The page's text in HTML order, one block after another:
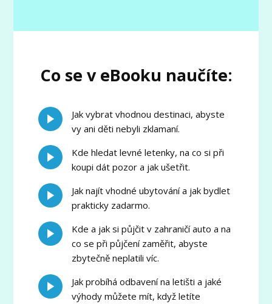
Co se v eBooku naučíte:
Jak vybrat vhodnou destinaci, abyste
vy ani děti nebyli zklamaní.
Kde hledat levné letenky, na co si při
koupi dát pozor a jak ušetřit.
Jak najít vhodné ubytování a jak bydlet
prakticky zadarmo.
Kde a jak si půjčit v zahraničí auto a na
co se při půjčení zaměřit, abyste
zbytečně neplatili víc.
Jak probíhá odbavení na letišti a jaké
výhody můžete mít, když letíte